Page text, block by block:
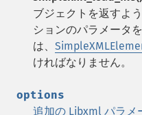
ブジェクトを返すよ
ションのパラメータ
は、
ければなりません。
options
追加の Libxml パラメ